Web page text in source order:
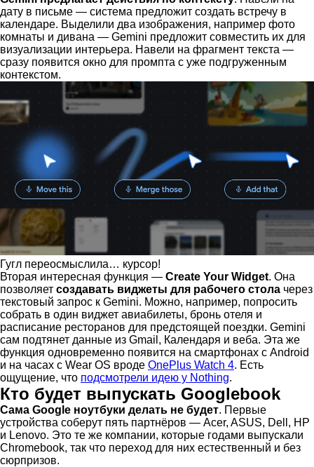
дату в письме — система предложит создать встречу в
календаре. Выделили два изображения, например фото
комнаты и дивана — Gemini предложит совместить их для
визуализации интерьера. Навели на фрагмент текста —
сразу появится окно для промпта с уже подгруженным
контекстом.
Гугл переосмыслила… курсор!
Вторая интересная функция — Create Your Widget. Она
позволяет создавать виджеты для рабочего стола через
текстовый запрос к Gemini. Можно, например, попросить
собрать в один виджет авиабилеты, бронь отеля и
расписание ресторанов для предстоящей поездки. Gemini
сам подтянет данные из Gmail, Календаря и веба. Эта же
функция одновременно появится на смартфонах с Android
и на часах с Wear OS вроде OnePlus Watch 4. Есть
ощущение, что подсмотрели идею у Nothing.
Кто будет выпускать Googlebook
Сама Google ноутбуки делать не будет. Первые
устройства соберут пять партнёров — Acer, ASUS, Dell, HP
и Lenovo. Это те же компании, которые годами выпускали
Chromebook, так что переход для них естественный и без
сюрпризов.